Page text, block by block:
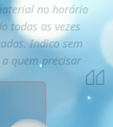
no horário
todas as vezes
Indico sem
quem precisar